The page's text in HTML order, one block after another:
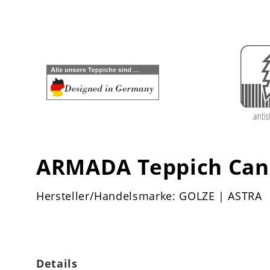
ARMADA Teppich
Hersteller/Handelsmarke: GOLZE | ASTRA
Details